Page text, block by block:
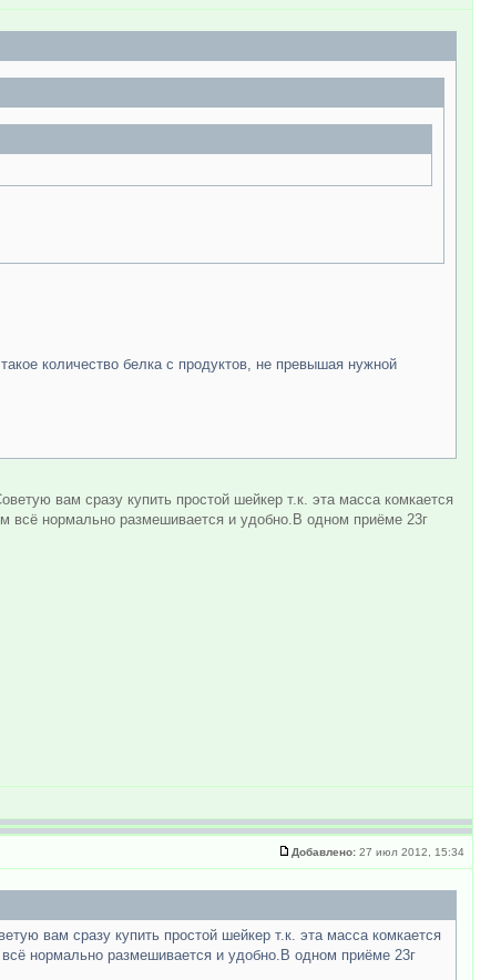
количество белка с продуктов, не превышая нужной
вам сразу купить простой шейкер т.к. эта масса комкается
всё нормально размешивается и удобно.В одном приёме 23г
Добавлено: 27 июл 2012, 15:34
вам сразу купить простой шейкер т.к. эта масса комкается
нормально размешивается и удобно.В одном приёме 23г